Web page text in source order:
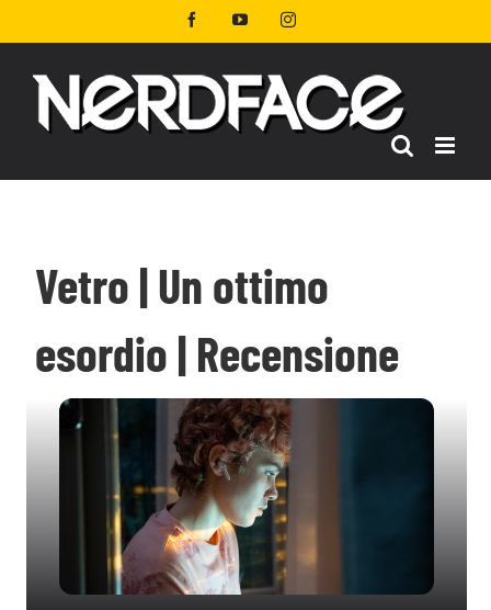
al
FacebookYouTubeInstagram
Vetro | Un ottimo
esordio | Recensione